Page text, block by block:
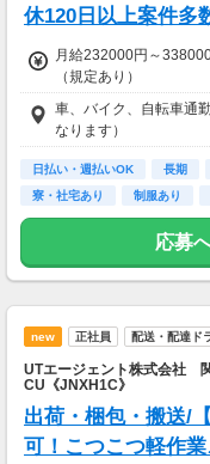
休120日以上案件多
月給232000円～
（規定あり）
車、バイク、自転車通
なります）
日払い・週払いOK 長期
寮・社宅あり
制服あり
応募
new 正社員 配送・配達ド
UTエージェント株式会社
CU《JNXH1C》
出荷・梱包・搬送/
可！こつこつ軽作